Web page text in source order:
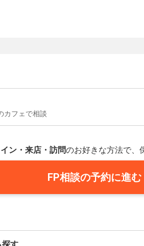
カフェで相談
ン・来店・訪問のお好きな方法で、
FP相談の予約に進む